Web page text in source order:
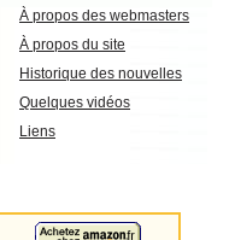
À propos des webmasters
À propos du site
Historique des nouvelles
Quelques vidéos
Liens